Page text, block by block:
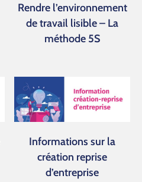
Rendre l’environnement
de travail lisible – La
méthode 5S
Informations sur la
création reprise
d’entreprise